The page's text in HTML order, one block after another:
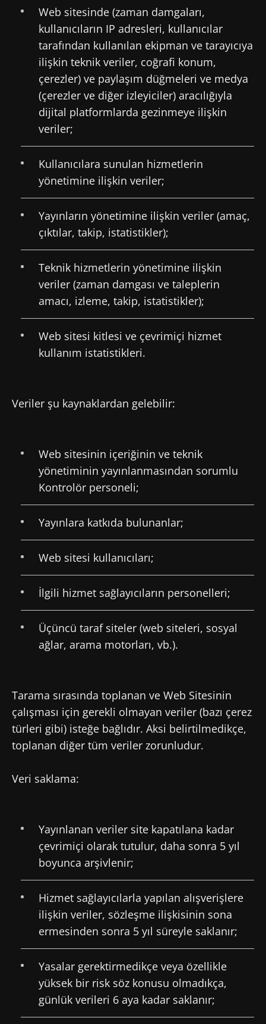
Web sitesinde (zaman damgaları,
kullanıcıların IP adresleri, kullanıcılar
tarafından kullanılan ekipman ve tarayıcıya
ilişkin teknik veriler, coğrafi konum,
çerezler) ve paylaşım düğmeleri ve medya
(çerezler ve diğer izleyiciler) aracılığıyla
dijital platformlarda gezinmeye ilişkin
veriler;
Kullanıcılara sunulan hizmetlerin
yönetimine ilişkin veriler;
Yayınların yönetimine ilişkin veriler (amaç,
çıktılar, takip, istatistikler);
Teknik hizmetlerin yönetimine ilişkin
veriler (zaman damgası ve taleplerin
amacı, izleme, takip, istatistikler);
Web sitesi kitlesi ve çevrimiçi hizmet
kullanım istatistikleri.
Veriler şu kaynaklardan gelebilir:
Web sitesinin içeriğinin ve teknik
yönetiminin yayınlanmasından sorumlu
Kontrolör personeli;
Yayınlara katkıda bulunanlar;
Web sitesi kullanıcıları;
İlgili hizmet sağlayıcıların personelleri;
Üçüncü taraf siteler (web siteleri, sosyal
ağlar, arama motorları, vb.).
Tarama sırasında toplanan ve Web Sitesinin
çalışması için gerekli olmayan veriler (bazı çerez
türleri gibi) isteğe bağlıdır. Aksi belirtilmedikçe,
toplanan diğer tüm veriler zorunludur.
Veri saklama:
Yayınlanan veriler site kapatılana kadar
çevrimiçi olarak tutulur, daha sonra 5 yıl
boyunca arşivlenir;
Hizmet sağlayıcılarla yapılan alışverişlere
ilişkin veriler, sözleşme ilişkisinin sona
ermesinden sonra 5 yıl süreyle saklanır;
Yasalar gerektirmedikçe veya özellikle
yüksek bir risk söz konusu olmadıkça,
günlük verileri 6 aya kadar saklanır;
yeniden yönlendirme
Yönlendirilmek ve web sitemizi terk etmek
üzeresiniz
Güncel kalın
SMM'ler ve araştırmacıların Mikrobiyota
Topluluğuna katılın ve mikrobiyota
hakkındaki en son haberlerden haberdar
Profesyonelleri Dergisi" alın.
Bizimle kal!
SMM'ler ve araştırmacıların Mikrobiyota
olmak için "Microbiota Digest" ve "Sağlık
Profesyonelleri Dergisi" alın.
Biocodex'ten haberler almak için abone
Biocodex Microbiota Institutegenel kullanim
koşullariveveri koruma politikasiokudum ve